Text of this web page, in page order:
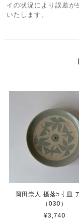
イの状況により誤差が
いたします。
岡田崇人 掻落5寸皿
（030）
¥3,740